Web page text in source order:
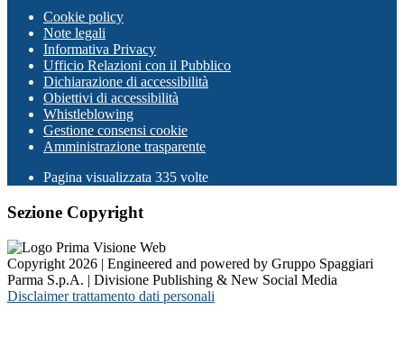
Cookie policy
Note legali
Informativa Privacy
Ufficio Relazioni con il Pubblico
Dichiarazione di accessibilità
Obiettivi di accessibilità
Whistleblowing
Gestione consensi cookie
Amministrazione trasparente
Pagina visualizzata 335 volte
Sezione Copyright
Copyright 2026 | Engineered and powered by Gruppo Spaggiari
Parma S.p.A. | Divisione Publishing & New Social Media
Disclaimer trattamento dati personali